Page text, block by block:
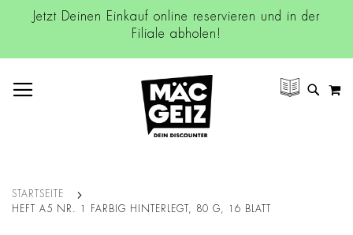
Jetzt Deinen Einkauf online reservieren und in der
Filiale abholen!
SUCHE
STARTSEITE
HEFT A5 NR. 1 FARBIG HINTERLEGT, 80 G, 16 BLATT